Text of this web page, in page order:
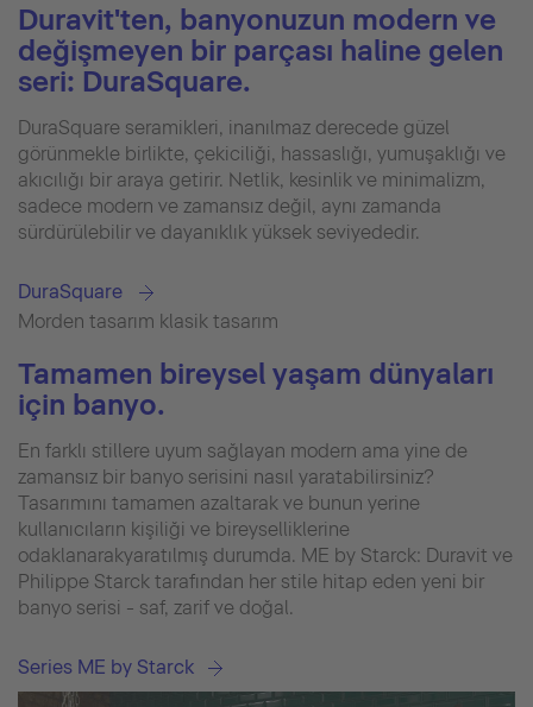
Duravit'ten, banyonuzun modern ve
değişmeyen bir parçası haline gelen
seri: DuraSquare.
DuraSquare seramikleri, inanılmaz derecede güzel
görünmekle birlikte, çekiciliği, hassaslığı, yumuşaklığı ve
akıcılığı bir araya getirir. Netlik, kesinlik ve minimalizm,
sadece modern ve zamansız değil, aynı zamanda
sürdürülebilir ve dayanıklık yüksek seviyededir.
DuraSquare
Morden tasarım klasik tasarım
Tamamen bireysel yaşam dünyaları
için banyo.
En farklı stillere uyum sağlayan modern ama yine de
zamansız bir banyo serisini nasıl yaratabilirsiniz?
Tasarımını tamamen azaltarak ve bunun yerine
kullanıcıların kişiliği ve bireyselliklerine
odaklanarakyaratılmış durumda. ME by Starck: Duravit ve
Philippe Starck tarafından her stile hitap eden yeni bir
banyo serisi - saf, zarif ve doğal.
Series ME by Starck